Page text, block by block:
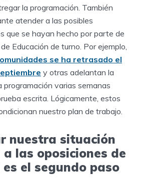
la programación. También
atender a las posibles
que se hayan hecho por parte de
Educación de turno. Por ejemplo,
se ha retrasado el
y otras adelantan la
programación varias semanas
escrita. Lógicamente, estos
nuestro plan de trabajo.
nuestra situación
a las oposiciones de
es el segundo paso